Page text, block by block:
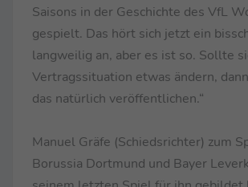
Saisons in der Geschichte des VfL
gespielt. Das hört sich jetzt ein
langweilig an, aber es ist so. Sollte
Vertragssituation etwas ändern,
das natürlich veröffentlichen.“
Manuel Gräfe (Schiedsrichter) zum
Borussia Dortmund und Bayer